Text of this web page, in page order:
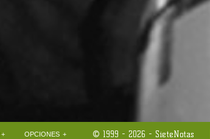
+ OPCIONES + © 1999 - 2026 - SieteNotas